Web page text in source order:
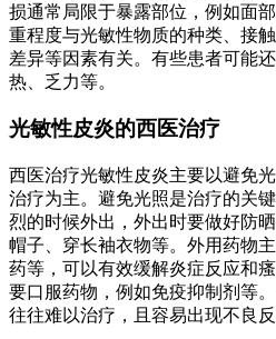
损通常局限于暴露部位，例如面
重程度与光敏性物质的种类、接
差异等因素有关。有些患者可能
热、乏力等。
光敏性皮炎的西医治疗
西医治疗光敏性皮炎主要以避免
治疗为主。避免光照是治疗的关
烈的时候外出，外出时要做好防
帽子、穿长袖衣物等。外用药物
药等，可以有效缓解炎症反应和
要口服药物，例如免疫抑制剂等
往往难以治疗，且容易出现不良反